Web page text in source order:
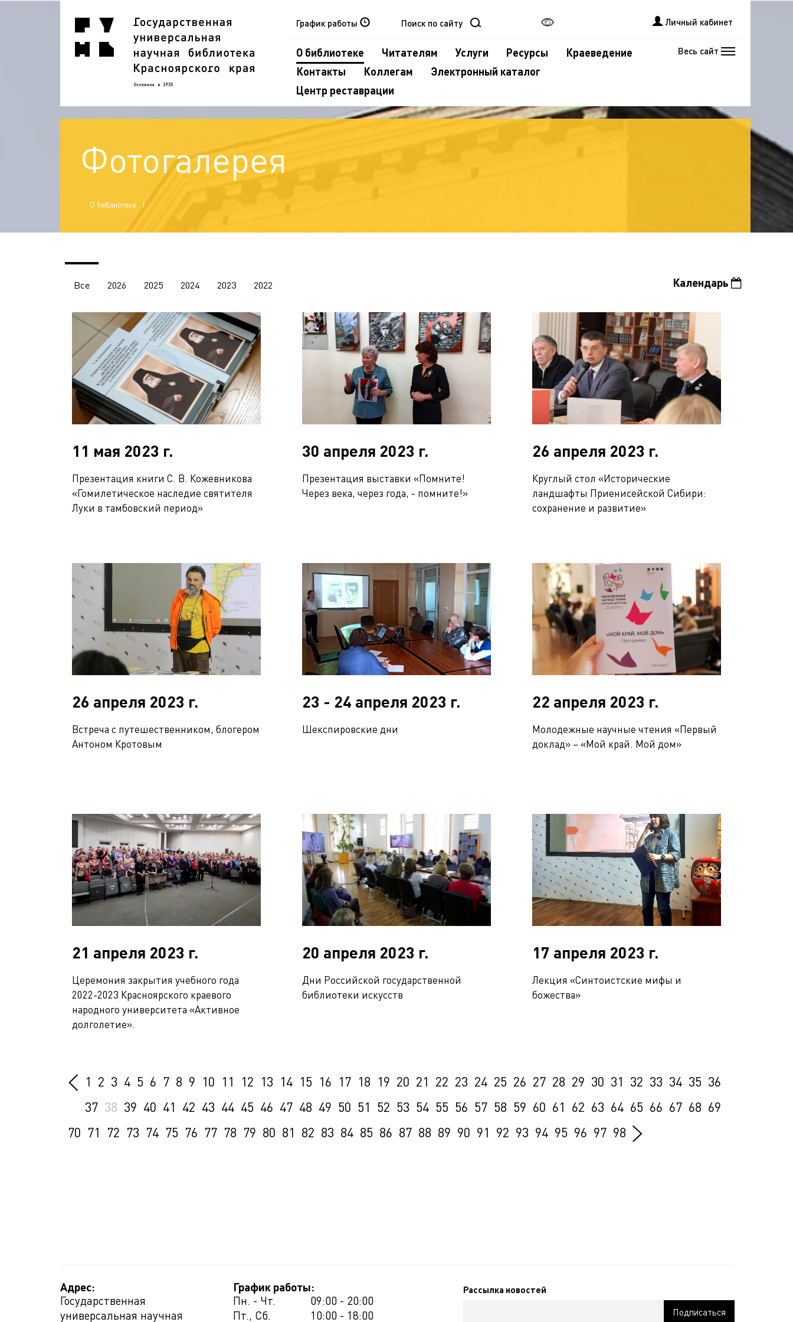
График работы Личный кабинет
О библиотеке Читателям Услуги Ресурсы
Краеведение
Контакты
Коллегам
Электронный каталог
Центр реставрации
Весь сайт
Фотогалерея
О библиотеке
Все 2026 2025 2024 2023 2022 Календарь
11 мая 2023 г.
Презентация книги С. В. Кожевникова
«Гомилетическое наследие святителя
Луки в тамбовский период»
30 апреля 2023 г.
Презентация выставки «Помните!
Через века, через года, - помните!»
26 апреля 2023 г.
Круглый стол «Исторические
ландшафты Приенисейской Сибири:
сохранение и развитие»
26 апреля 2023 г.
Встреча с путешественником, блогером
Антоном Кротовым
23 - 24 апреля 2023 г.
Шекспировские дни
22 апреля 2023 г.
Молодежные научные чтения «Первый
доклад» – «Мой край. Мой дом»
21 апреля 2023 г.
Церемония закрытия учебного года
2022-2023 Красноярского краевого
народного университета «Активное
долголетие».
20 апреля 2023 г.
Дни Российской государственной
библиотеки искусств
17 апреля 2023 г.
Лекция «Синтоистские мифы и
божества»
1 2 3 4 5 6 7 8 9 10 11 12 13 14 15 16 17 18 19 20 21 22 23 24 25 26 27 28 29 30 31 32 33 34 35 36
37 38 39 40 41 42 43 44 45 46 47 48 49 50 51 52 53 54 55 56 57 58 59 60 61 62 63 64 65 66 67 68 69
70 71 72 73 74 75 76 77 78 79 80 81 82 83 84 85 86 87 88 89 90 91 92 93 94 95 96 97 98
Адрес:
Государственная
универсальная научная
График работы:
Пн. - Чт.
09:00 - 20:00
Пт., Сб.
10:00 - 18:00
Рассылка новостей